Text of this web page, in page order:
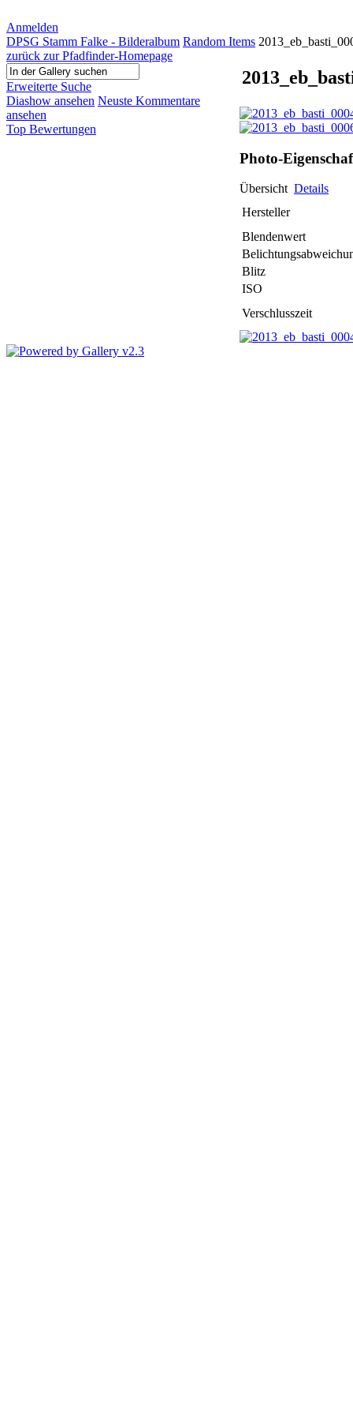
Anmelden
DPSG Stamm Falke - Bilderalbum Random Items
zurück zur Pfadfinder-Homepage
Erweiterte Suche
Diashow ansehen Neuste Kommentare
ansehen
Top Bewertungen
Photo-
Übersicht Details
Hersteller
Blendenwert
Blitz
ISO
Verschlusszeit